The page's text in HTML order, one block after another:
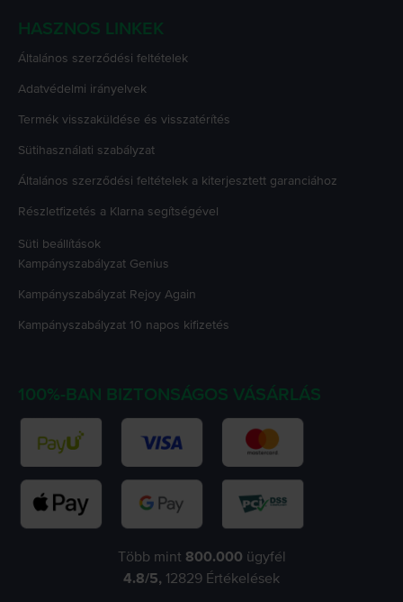
HASZNOS LINKEK
Általános szerződési feltételek
Adatvédelmi irányelvek
Termék visszaküldése és visszatérítés
Sütihasználati szabályzat
Általános szerződési feltételek a kiterjesztett garanciához
Részletfizetés a Klarna segítségével
Süti beállítások
Kampányszabályzat Genius
Kampányszabályzat Rejoy Again
Kampányszabályzat 10 napos kifizetés
100%-BAN BIZTONSÁGOS VÁSÁRLÁS
Több mint 800.000 ügyfél
4.8/5, 12829 Értékelések